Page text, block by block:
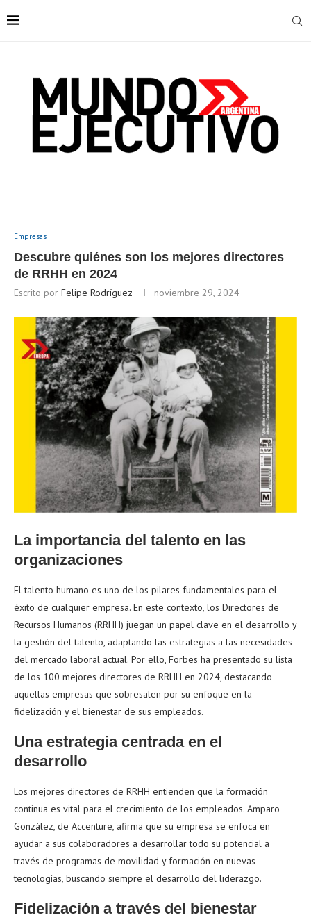
Empresas
Descubre quiénes son los mejores directores
de RRHH en 2024
Escrito por Felipe Rodríguez noviembre 29, 2024
La importancia del talento en las
organizaciones
El talento humano es uno de los pilares fundamentales para el
éxito de cualquier empresa. En este contexto, los Directores de
Recursos Humanos (RRHH) juegan un papel clave en el desarrollo y
la gestión del talento, adaptando las estrategias a las necesidades
del mercado laboral actual. Por ello, Forbes ha presentado su lista
de los 100 mejores directores de RRHH en 2024, destacando
aquellas empresas que sobresalen por su enfoque en la
fidelización y el bienestar de sus empleados.
Una estrategia centrada en el
desarrollo
Los mejores directores de RRHH entienden que la formación
continua es vital para el crecimiento de los empleados. Amparo
González, de Accenture, afirma que su empresa se enfoca en
ayudar a sus colaboradores a desarrollar todo su potencial a
través de programas de movilidad y formación en nuevas
tecnologías, buscando siempre el desarrollo del liderazgo.
Fidelización a través del bienestar